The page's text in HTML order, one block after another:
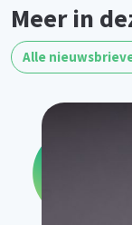
Meer in
Alle